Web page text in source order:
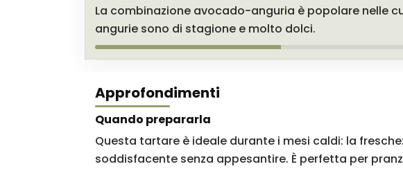
La combinazione avocado-anguria è popolare nelle
angurie sono di stagione e molto dolci.
Approfondimenti
Quando prepararla
Questa tartare è ideale durante i mesi caldi: la
soddisfacente senza appesantire. È perfetta per